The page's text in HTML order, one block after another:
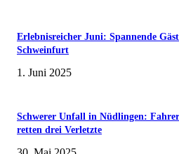
Erlebnisreicher Juni: Spannende
Schweinfurt
1. Juni 2025
Schwerer Unfall in Nüdlingen:
retten drei Verletzte